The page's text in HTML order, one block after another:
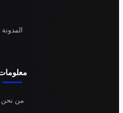
المدونة
معلومات
من نحن